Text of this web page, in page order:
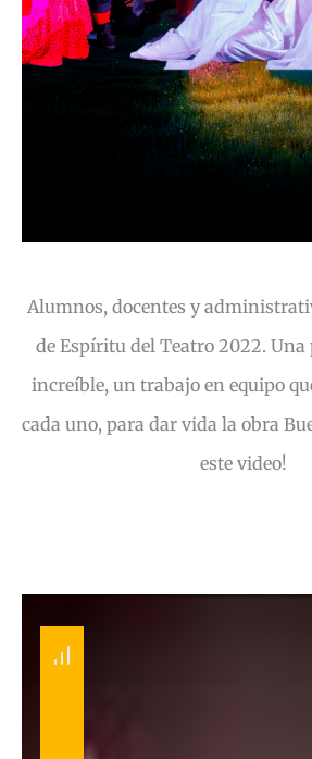
Alumnos, docentes y
de Espíritu del Teatro 2022. Una
increíble, un trabajo en equipo
cada uno, para dar vida la obra
este video!